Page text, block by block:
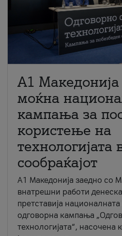
A1
моќна
кампања за
користење на
технологијата
сообраќајот
A1 Македонија заедно со
внатрешни работи
претставија
одговорна кампања
технологијата“, насочена